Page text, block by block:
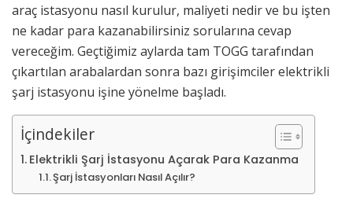
araç istasyonu nasıl kurulur, maliyeti nedir ve bu işten
ne kadar para kazanabilirsiniz sorularına cevap
vereceğim. Geçtiğimiz aylarda tam TOGG tarafından
çıkartılan arabalardan sonra bazı girişimciler elektrikli
şarj istasyonu işine yönelme başladı.
İçindekiler
Elektrikli Şarj İstasyonu Açarak Para Kazanma
Şarj İstasyonları Nasıl Açılır?